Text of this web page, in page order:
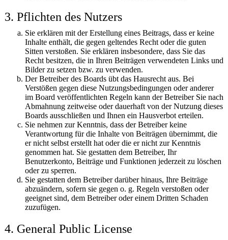
3. Pflichten des Nutzers
Sie erklären mit der Erstellung eines Beitrags, dass er keine
Inhalte enthält, die gegen geltendes Recht oder die guten
Sitten verstoßen. Sie erklären insbesondere, dass Sie das
Recht besitzen, die in Ihren Beiträgen verwendeten Links und
Bilder zu setzen bzw. zu verwenden.
Der Betreiber des Boards übt das Hausrecht aus. Bei
Verstößen gegen diese Nutzungsbedingungen oder anderer
im Board veröffentlichten Regeln kann der Betreiber Sie nach
Abmahnung zeitweise oder dauerhaft von der Nutzung dieses
Boards ausschließen und Ihnen ein Hausverbot erteilen.
Sie nehmen zur Kenntnis, dass der Betreiber keine
Verantwortung für die Inhalte von Beiträgen übernimmt, die
er nicht selbst erstellt hat oder die er nicht zur Kenntnis
genommen hat. Sie gestatten dem Betreiber, Ihr
Benutzerkonto, Beiträge und Funktionen jederzeit zu löschen
oder zu sperren.
Sie gestatten dem Betreiber darüber hinaus, Ihre Beiträge
abzuändern, sofern sie gegen o. g. Regeln verstoßen oder
geeignet sind, dem Betreiber oder einem Dritten Schaden
zuzufügen.
4. General Public License